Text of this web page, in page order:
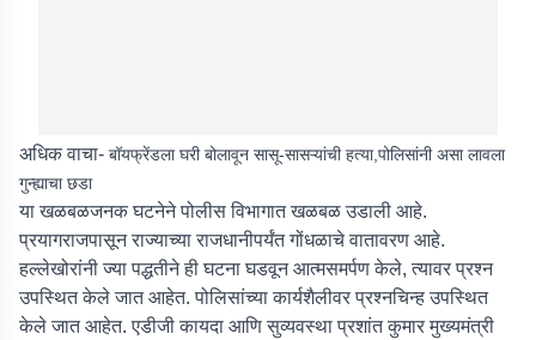
अधिक वाचा- बॉयफ्रेंडला घरी बोलावून सासू-सासऱ्यांची हत्या,पोलिसांनी असा लावला
गुन्ह्याचा छडा
या खळबळजनक घटनेने पोलीस विभागात खळबळ उडाली आहे.
प्रयागराजपासून राज्याच्या राजधानीपर्यंत गोंधळाचे वातावरण आहे.
हल्लेखोरांनी ज्या पद्धतीने ही घटना घडवून आत्मसमर्पण केले, त्यावर प्रश्न
उपस्थित केले जात आहेत. पोलिसांच्या कार्यशैलीवर प्रश्नचिन्ह उपस्थित
केले जात आहेत. एडीजी कायदा आणि सुव्यवस्था प्रशांत कुमार मुख्यमंत्री